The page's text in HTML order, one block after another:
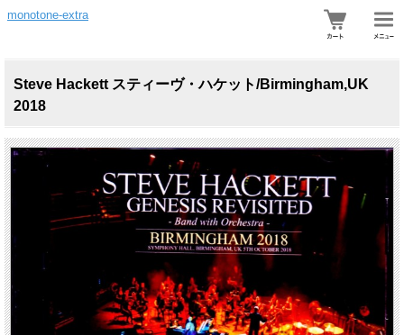
monotone-extra
Steve Hackett スティーヴ・ハケット/Birmingham,UK
2018